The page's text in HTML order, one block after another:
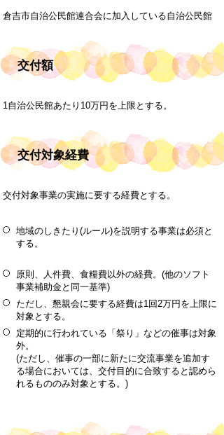
倉吉市自治公民館連合会に加入している自治公民館
交付額
1自治公民館あたり10万円を上限とする。
交付対象経費
交付対象事業の実施に要する経費とする。
地域のしきたり(ルール)を説明する事業は必須と
する。
原則、人件費、食糧費以外の経費。(他のソフト
事業補助金と同一基準)
ただし、懇親会に要する経費は1回2万円を上限に
対象とする。
定期的に行われている「祭り」などの催事は対象
外。
(ただし、催事の一部に新たに交流事業を追加す
る場合においては、交付目的に合致すると認めら
れるもののみ対象とする。)